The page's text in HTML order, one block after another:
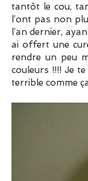
tantôt le cou,
l’ont pas non
l’an dernier,
ai offert une
rendre un peu
couleurs !!!! Je
terrible comme